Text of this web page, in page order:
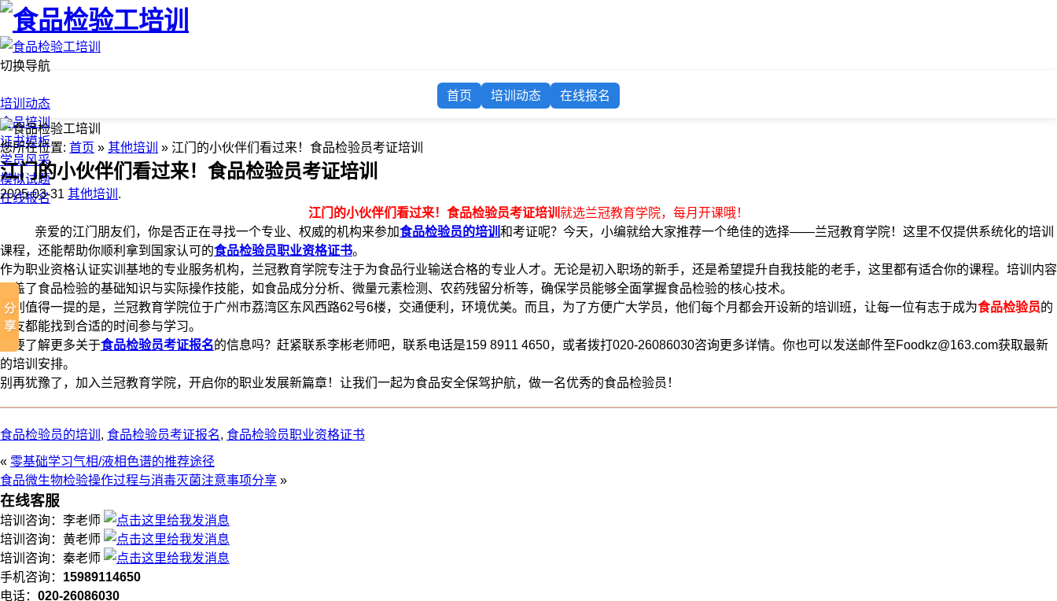
切换导航
培训动态
食品培训
证书模板
学员风采
模拟试题
在线报名
首页 培训动态 在线报名
您所在位置: 首页 » 其他培训 » 江门的小伙伴们看过来！食品检验员考证培训
江门的小伙伴们看过来！食品检验员考证培训
2025-03-31 其他培训 .
江门的小伙伴们看过来！食品检验员考证培训 就选兰冠教育学院，每月开课哦！
亲爱的江门朋友们，你是否正在寻找一个专业、权威的机构来参加食品检验员的培训 和考证呢？今天，小编就给大家推荐一个绝佳的选择——兰冠教育学院！这里不仅提供系统化的培训
课程，还能帮助你顺利拿到国家认可的食品检验员职业资格证书。
作为职业资格认证实训基地的专业服务机构，兰冠教育学院专注于为食品行业输送合格的专业人才。无论是初入职场的新手，还是希望提升自我技能的老手，这里都有适合你的课程。培训内容
覆盖了食品检验的基础知识与实际操作技能，如食品成分分析、微量元素检测、农药残留分析等，确保学员能够全面掌握食品检验的核心技术。
特别值得一提的是，兰冠教育学院位于广州市荔湾区东风西路62号6楼，交通便利，环境优美。而且，为了方便广大学员，他们每个月都会开设新的培训班，让每一位有志于成为食品检验员的
朋友都能找到合适的时间参与学习。
想要了解更多关于食品检验员考证报名的信息吗？赶紧联系李彬老师吧，联系电话是159 8911 4650，或者拨打020-26086030咨询更多详情。你也可以发送邮件至Foodkz@163.com获取最新
的培训安排。
别再犹豫了，加入兰冠教育学院，开启你的职业发展新篇章！让我们一起为食品安全保驾护航，做一名优秀的食品检验员！
食品检验员的培训 , 食品检验员考证报名, 食品检验员职业资格证书
« 零基础学习气相/液相色谱的推荐途径
食品微生物检验操作过程与消毒灭菌注意事项分享 »
在线客服
培训咨询：李老师
培训咨询：黄老师
培训咨询：秦老师
手机咨询： 15989114650
电话： 020-26086030